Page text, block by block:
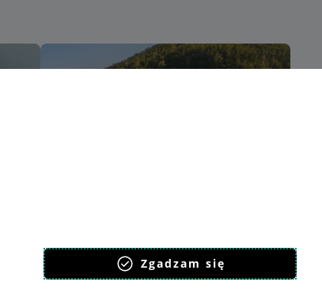
Zgadzam się